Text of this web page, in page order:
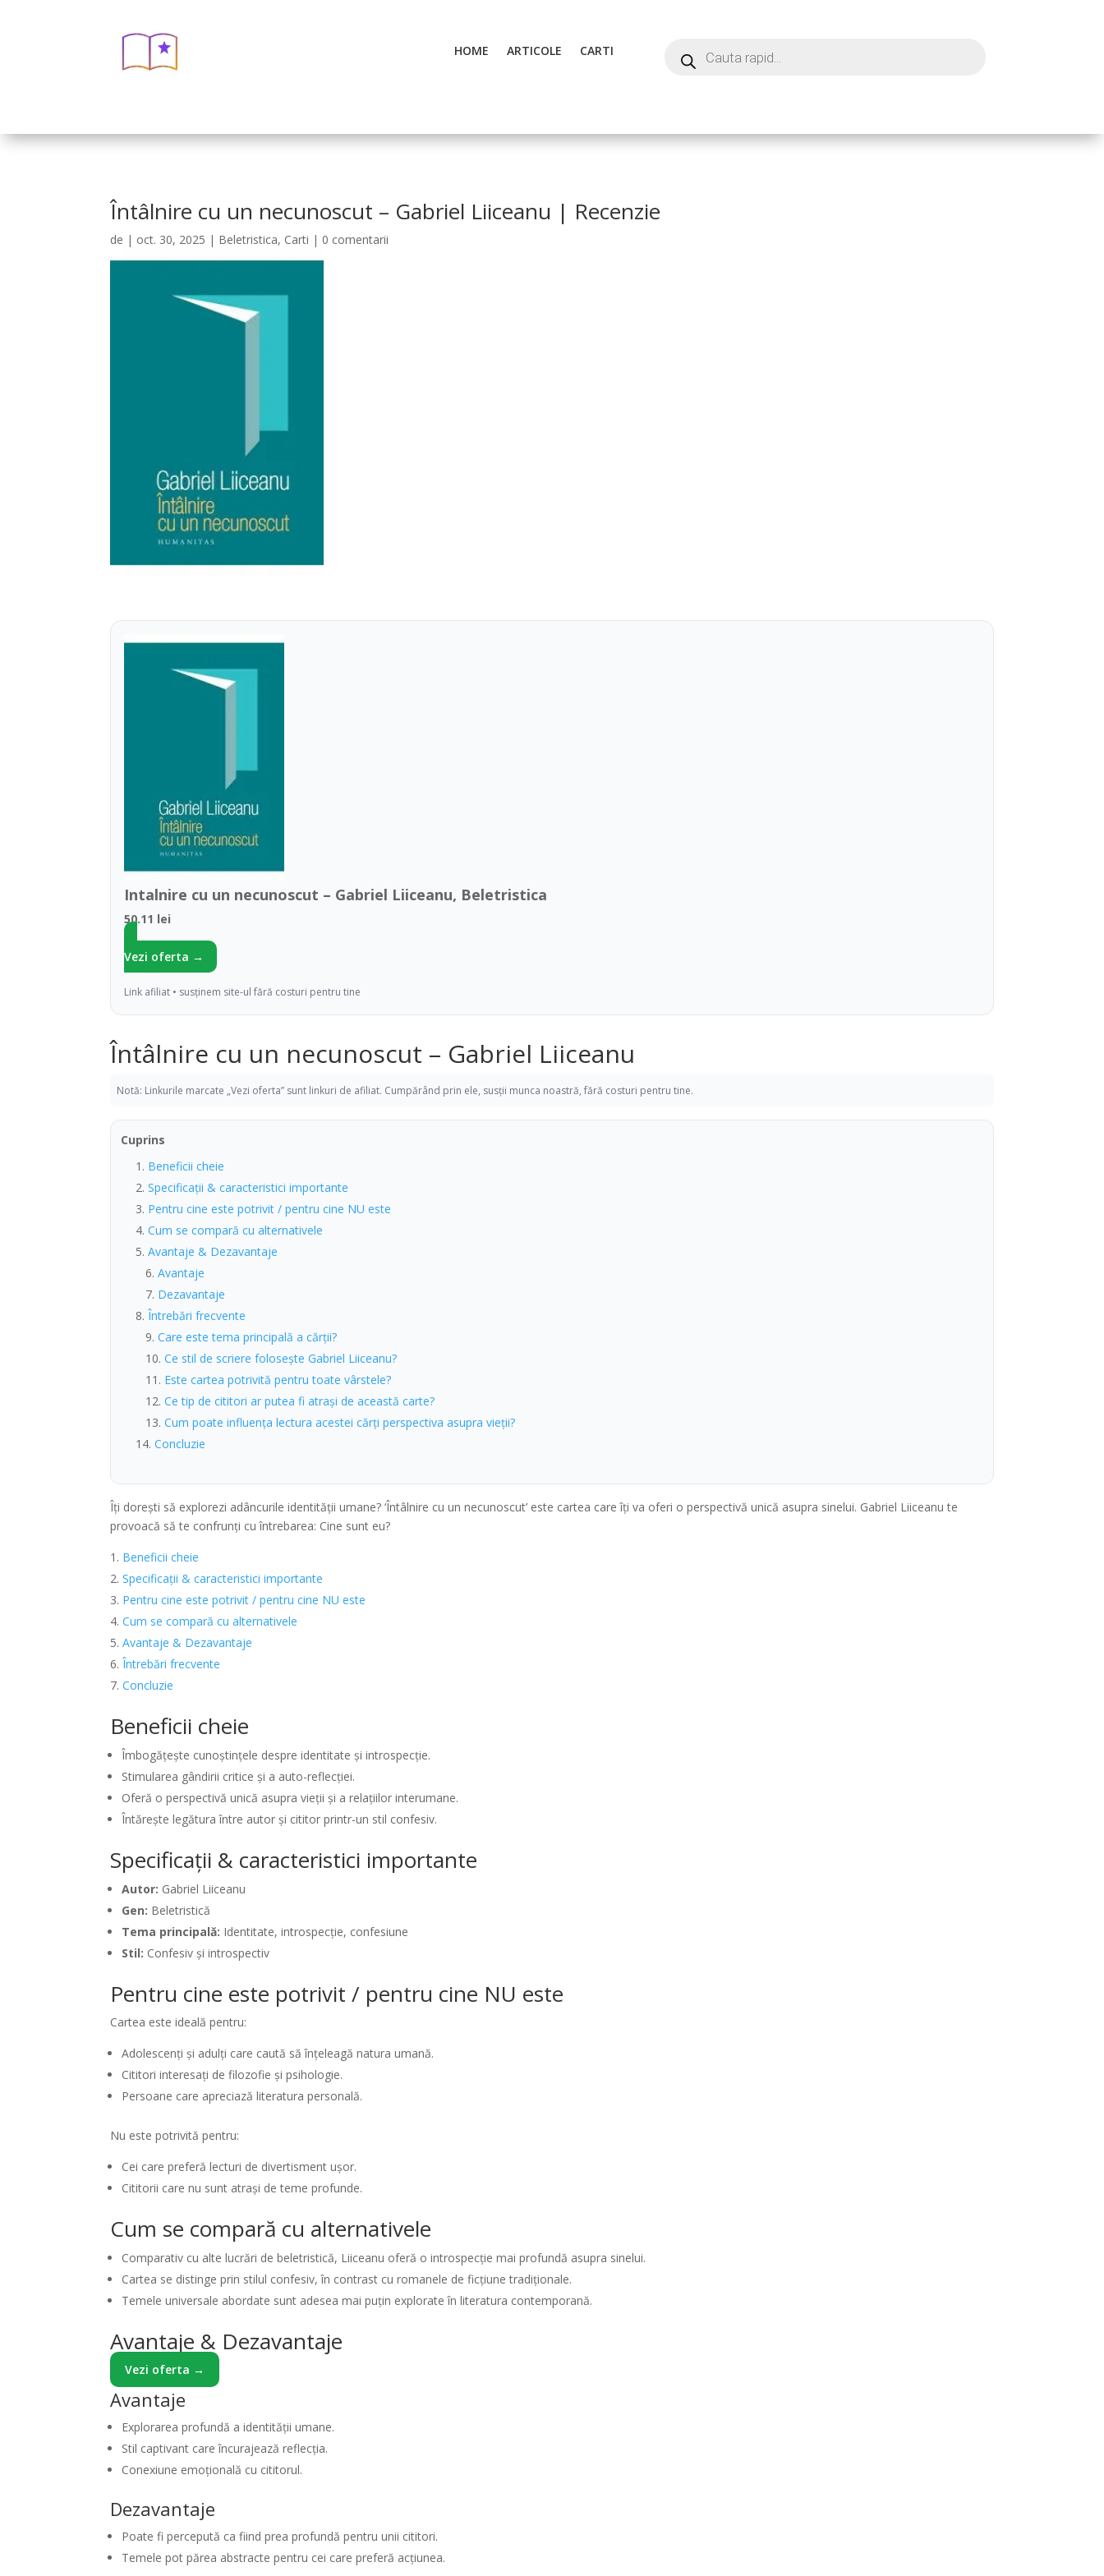
HOME ARTICOLE CARTI
Întâlnire cu un necunoscut – Gabriel Liiceanu | Recenzie
de | oct. 30, 2025 | Beletristica, Carti | 0 comentarii
Intalnire cu un necunoscut – Gabriel Liiceanu, Beletristica
50.11 lei
Vezi oferta →
Link afiliat • susținem site-ul fără costuri pentru tine
Întâlnire cu un necunoscut – Gabriel Liiceanu
Notă: Linkurile marcate „Vezi oferta” sunt linkuri de afiliat. Cumpărând prin ele, susții munca noastră, fără costuri pentru tine.
Cuprins
Beneficii cheie
Specificații & caracteristici importante
Pentru cine este potrivit / pentru cine NU este
Cum se compară cu alternativele
Avantaje & Dezavantaje
Avantaje
Dezavantaje
Întrebări frecvente
Care este tema principală a cărții?
Ce stil de scriere folosește Gabriel Liiceanu?
Este cartea potrivită pentru toate vârstele?
Ce tip de cititori ar putea fi atrași de această carte?
Cum poate influența lectura acestei cărți perspectiva asupra vieții?
Concluzie
Îți dorești să explorezi adâncurile identității umane? ‘Întâlnire cu un necunoscut’ este cartea care îți va oferi o perspectivă unică asupra sinelui. Gabriel Liiceanu te
provoacă să te confrunți cu întrebarea: Cine sunt eu?
Beneficii cheie
Specificații & caracteristici importante
Pentru cine este potrivit / pentru cine NU este
Cum se compară cu alternativele
Avantaje & Dezavantaje
Întrebări frecvente
Concluzie
Beneficii cheie
Îmbogățește cunoștințele despre identitate și introspecție.
Stimularea gândirii critice și a auto-reflecției.
Oferă o perspectivă unică asupra vieții și a relațiilor interumane.
Întărește legătura între autor și cititor printr-un stil confesiv.
Specificații & caracteristici importante
Autor: Gabriel Liiceanu
Gen: Beletristică
Tema principală: Identitate, introspecție, confesiune
Stil: Confesiv și introspectiv
Pentru cine este potrivit / pentru cine NU este
Cartea este ideală pentru:
Adolescenți și adulți care caută să înțeleagă natura umană.
Cititori interesați de filozofie și psihologie.
Persoane care apreciază literatura personală.
Nu este potrivită pentru:
Cei care preferă lecturi de divertisment ușor.
Cititorii care nu sunt atrași de teme profunde.
Cum se compară cu alternativele
Comparativ cu alte lucrări de beletristică, Liiceanu oferă o introspecție mai profundă asupra sinelui.
Cartea se distinge prin stilul confesiv, în contrast cu romanele de ficțiune tradiționale.
Temele universale abordate sunt adesea mai puțin explorate în literatura contemporană.
Avantaje & Dezavantaje
Vezi oferta →
Avantaje
Explorarea profundă a identității umane.
Stil captivant care încurajează reflecția.
Conexiune emoțională cu cititorul.
Dezavantaje
Poate fi percepută ca fiind prea profundă pentru unii cititori.
Temele pot părea abstracte pentru cei care preferă acțiunea.